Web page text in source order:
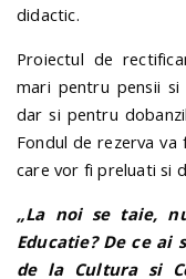
didactic.
Proiectul de
mari pentru pensii si
dar si pentru
Fondul de rezerva va
care vor fi preluati si
„La noi se taie,
Educatie? De ce
de la Cultura si